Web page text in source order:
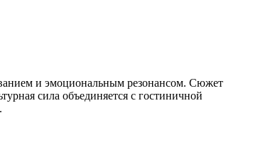
и эмоциональным резонансом. Сюжет
сила объединяется с гостиничной